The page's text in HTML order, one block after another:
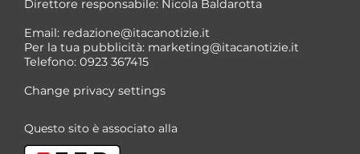
Direttore responsabile: Nicola Baldarotta
Email: redazione@itacanotizie.it
Per la tua pubblicità: marketing@itacanotizie.it
Telefono: 0923 367415
Change privacy settings
Questo sito è associato alla